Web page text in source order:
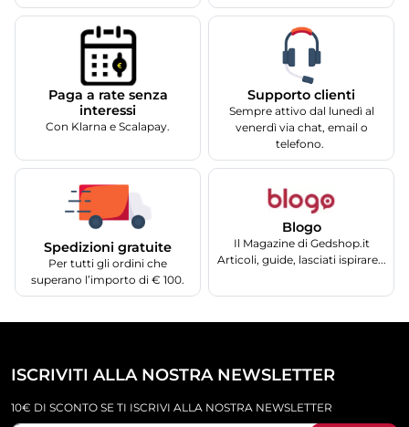
Paga a rate senza
interessi
Con Klarna e Scalapay.
Supporto clienti
Sempre attivo dal lunedì al
venerdì via chat, email o
telefono.
Spedizioni gratuite
Per tutti gli ordini che
superano l’importo di € 100.
Blogo
Il Magazine di Gedshop.it
Articoli, guide, lasciati ispirare...
ISCRIVITI ALLA NOSTRA NEWSLETTER
10€ DI SCONTO SE TI ISCRIVI ALLA NOSTRA NEWSLETTER